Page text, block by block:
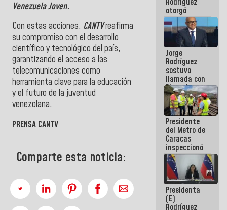
Venezuela Joven.
‎Con estas acciones, CANTVreafirma
su compromiso con el desarrollo
científico y tecnológico del país,
garantizando el acceso a las
telecomunicaciones como
herramienta clave para la educación
y el futuro de la juventud
venezolana.
PRENSA CANTV
Comparte esta noticia:
acción
otorgó
medalla
"Héroe de
Venezuela"
a servidores
públicos
Jorge
Rodríguez
sostuvo
llamada con
Dinorah
Figuera y
acuerdan
primer
encuentro
presencial
para el
diálogo
Presidente
del Metro de
Caracas
inspeccionó
trabajos de
rehabilitación
y
modernización
de la vía
férrea
Presidenta
(E)
Rodríguez